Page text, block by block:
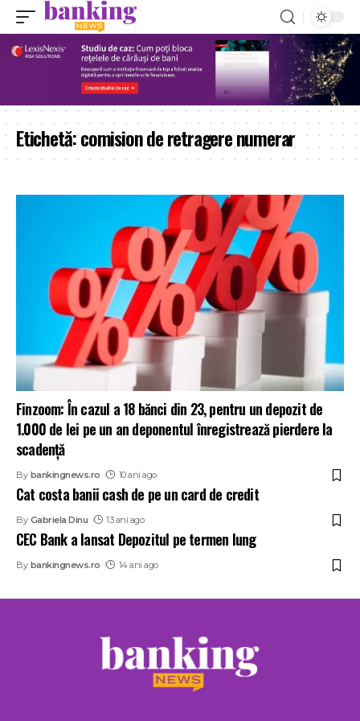
Etichetă:comision de retragere numerar
Finzoom: În cazul a 18 bănci din 23, pentru un depozit de
1.000 de lei pe un an deponentul înregistrează pierdere la
scadență
By bankingnews.ro 10 ani ago
Cat costa banii cash de pe un card de credit
By Gabriela Dinu 13 ani ago
CEC Bank a lansat Depozitul pe termen lung
By bankingnews.ro 14 ani ago